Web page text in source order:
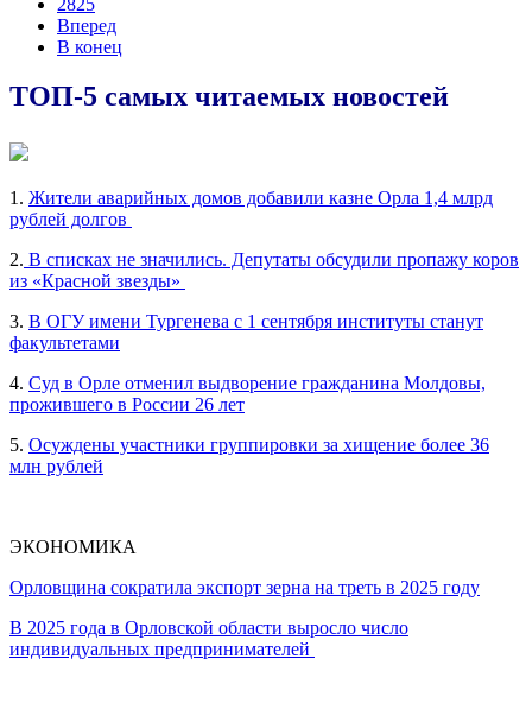
Вперед
В конец
ТОП-5 самых читаемых новостей
1. Жители аварийных домов добавили казне Орла 1,4 млрд
рублей долгов
2. В списках не значились. Депутаты обсудили пропажу коров
из «Красной звезды»
3. В ОГУ имени Тургенева с 1 сентября институты станут
факультетами
4. Суд в Орле отменил выдворение гражданина Молдовы,
прожившего в России 26 лет
5. Осуждены участники группировки за хищение более 36
млн рублей
ЭКОНОМИКА
Орловщина сократила экспорт зерна на треть в 2025 году
В 2025 года в Орловской области выросло число
индивидуальных предпринимателей